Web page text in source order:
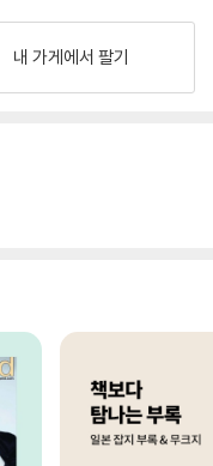
내 가게에서 팔기